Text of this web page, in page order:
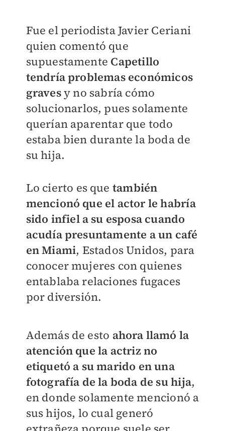
Fue el periodista Javier Ceriani
quien comentó que
supuestamente Capetillo
tendría problemas económicos
gravesy no sabría cómo
solucionarlos, pues solamente
querían aparentar que todo
estaba bien durante la boda de
su hija.
Lo cierto es que también
mencionó que el actor le habría
sido infiel a su esposa cuando
acudía presuntamente a un café
en Miami, Estados Unidos, para
conocer mujeres con quienes
entablaba relaciones fugaces
por diversión.
Además de esto ahora llamó la
atención que la actriz no
etiquetó a su marido en una
fotografía de la boda de su hija,
en donde solamente mencionó a
sus hijos, lo cual generó